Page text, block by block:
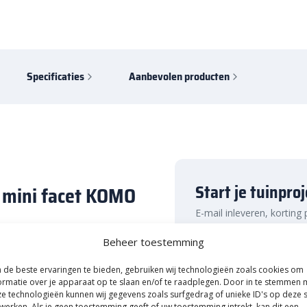
Beheer toestemming
de beste ervaringen te bieden, gebruiken wij technologieën zoals cookies om
over je apparaat op te slaan en/of te raadplegen. Door in te stemmen
technologieën kunnen wij gegevens zoals surfgedrag of unieke ID's op deze
Specificaties Aanbevolen producten
facet KOMO
oprit? Dan is de Design Brick
Deze steen uit de
zeggen dat de randen iets
omdat de stenen op het
Start je
E-mail inleveren, korting
Naam
E-mailadres